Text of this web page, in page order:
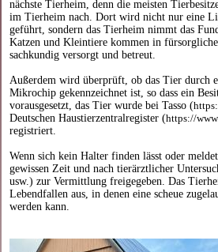
nächste Tierheim, denn die meisten
im Tierheim nach. Dort wird nicht nur eine
geführt, sondern das Tierheim nimmt das
Katzen und Kleintiere kommen in
sachkundig versorgt und betreut.
Außerdem wird überprüft, ob das Tier durch
Mikrochip gekennzeichnet ist, so dass ein
vorausgesetzt, das Tier wurde bei Tasso (
Deutschen Haustierzentralregister (https://
registriert.
Wenn sich kein Halter finden lässt oder
gewissen Zeit und nach tierärztlicher
usw.) zur Vermittlung freigegeben. Das
Lebendfallen aus, in denen eine scheue
werden kann.